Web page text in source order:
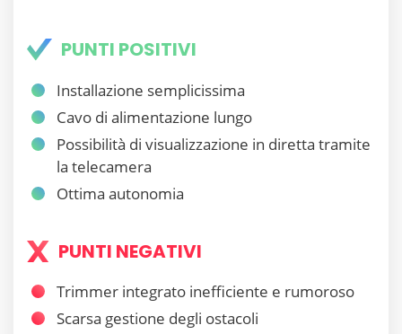
PUNTI POSITIVI
Installazione semplicissima
Cavo di alimentazione lungo
Possibilità di visualizzazione in diretta tramite
la telecamera
Ottima autonomia
PUNTI NEGATIVI
Trimmer integrato inefficiente e rumoroso
Scarsa gestione degli ostacoli